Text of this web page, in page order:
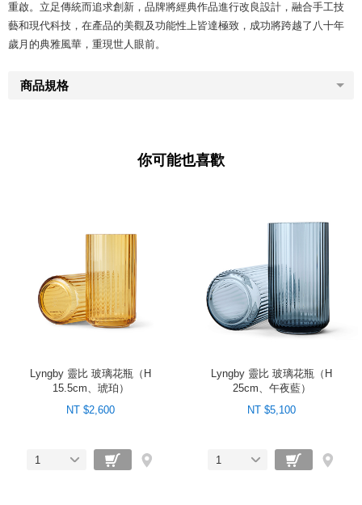
重啟。立足傳統而追求創新，品牌將經典作品進行改良設計，融合手工技
藝和現代科技，在產品的美觀及功能性上皆達極致，成功將跨越了八十年
歲月的典雅風華，重現世人眼前。
商品規格
你可能也喜歡
Lyngby 靈比 玻璃花瓶（H
15.5cm、琥珀）
NT $2,600
1
Lyngby 靈比 玻璃花瓶（H
25cm、午夜藍）
NT $5,100
1